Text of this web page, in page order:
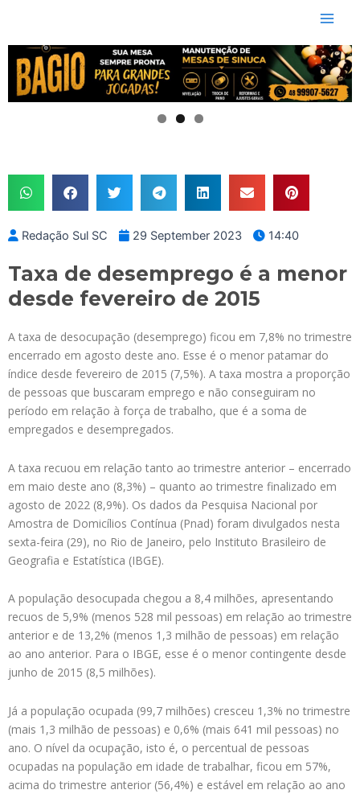
content
Main
Redação Sul SC 29 September 2023 14:40
Taxa de desemprego é a menor
desde fevereiro de 2015
A taxa de desocupação (desemprego) ficou em 7,8% no trimestre
encerrado em agosto deste ano. Esse é o menor patamar do
índice desde fevereiro de 2015 (7,5%). A taxa mostra a proporção
de pessoas que buscaram emprego e não conseguiram no
período em relação à força de trabalho, que é a soma de
empregados e desempregados.
A taxa recuou em relação tanto ao trimestre anterior – encerrado
em maio deste ano (8,3%) – quanto ao trimestre finalizado em
agosto de 2022 (8,9%). Os dados da Pesquisa Nacional por
Amostra de Domicílios Contínua (Pnad) foram divulgados nesta
sexta-feira (29), no Rio de Janeiro, pelo Instituto Brasileiro de
Geografia e Estatística (IBGE).
A população desocupada chegou a 8,4 milhões, apresentando
recuos de 5,9% (menos 528 mil pessoas) em relação ao trimestre
anterior e de 13,2% (menos 1,3 milhão de pessoas) em relação
ao ano anterior. Para o IBGE, esse é o menor contingente desde
junho de 2015 (8,5 milhões).
Já a população ocupada (99,7 milhões) cresceu 1,3% no trimestre
(mais 1,3 milhão de pessoas) e 0,6% (mais 641 mil pessoas) no
ano. O nível da ocupação, isto é, o percentual de pessoas
ocupadas na população em idade de trabalhar, ficou em 57%,
acima do trimestre anterior (56,4%) e estável em relação ao ano